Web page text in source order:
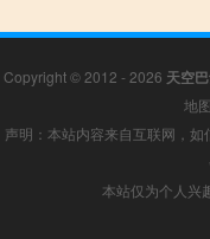
Copyright © 2012 - 2026 天空
地图
声明：本站内容来自互联网，
本站仅为个人兴